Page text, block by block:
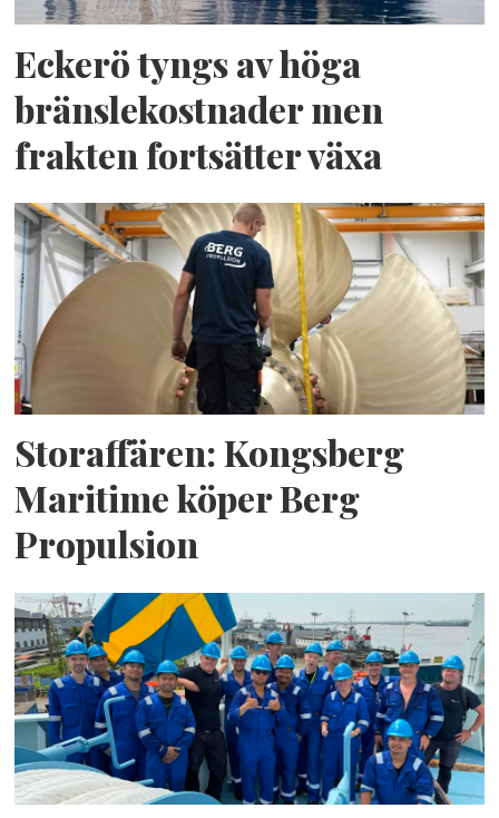
Eckerö tyngs av höga
bränslekostnader men
frakten fortsätter växa
Storaffären: Kongsberg
Maritime köper Berg
Propulsion